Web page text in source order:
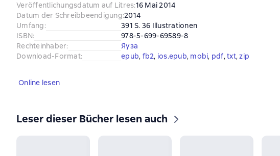
Veröffentlichungsdatum auf Litres:16 Mai 2014
Datum der Schreibbeendigung:2014
Umfang:
391 S. 36 Illustrationen
ISBN:
978-5-699-69589-8
Rechteinhaber:
Яуза
Download-Format: epub, fb2, ios.epub, mobi, pdf, txt, zip
Online lesen
Leser dieser Bücher lesen auch